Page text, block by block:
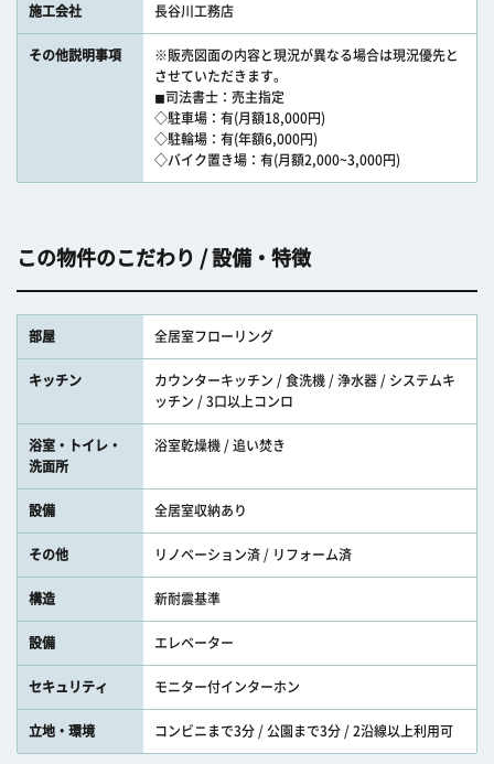
施工会社 長谷川工務店
その他説明事項
※販売図面の内容と現況が異なる場合は現況優先と
させていただきます。
◼司法書士：売主指定
◇駐車場：有(月額18,000円)
◇駐輪場：有(年額6,000円)
◇バイク置き場：有(月額2,000~3,000円)
この物件のこだわり / 設備・特徴
部屋 全居室フローリング
キッチン
カウンターキッチン / 食洗機 / 浄水器 / システムキ
ッチン / 3口以上コンロ
浴室・トイレ・
洗面所
浴室乾燥機 / 追い焚き
設備 全居室収納あり
その他 リノベーション済 / リフォーム済
構造 新耐震基準
設備 エレベーター
セキュリティ モニター付インターホン
立地・環境 コンビニまで3分 / 公園まで3分 / 2沿線以上利用可